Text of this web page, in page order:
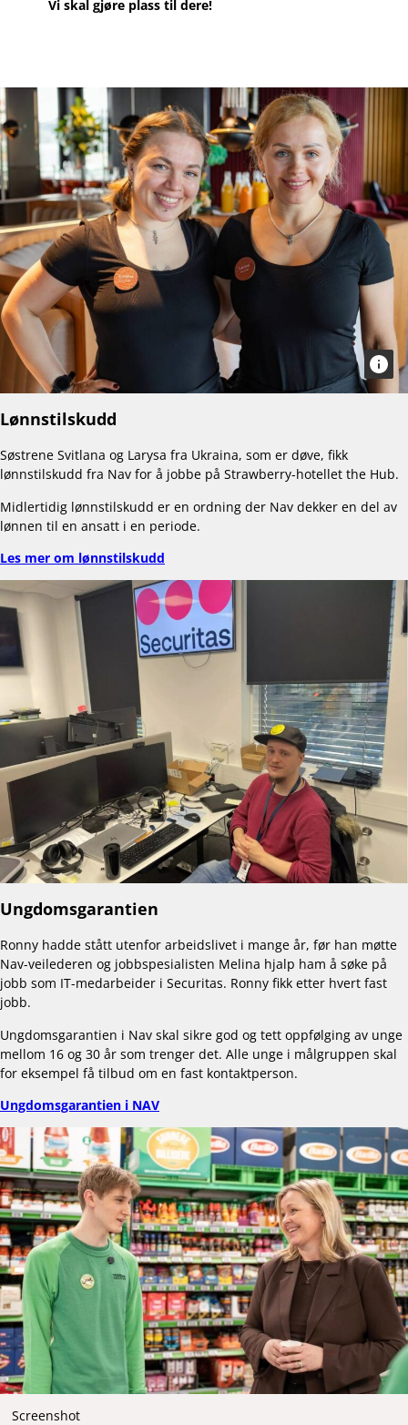
Vi skal gjøre plass til dere!
Lønnstilskudd
Søstrene Svitlana og Larysa fra Ukraina, som er døve, fikk
lønnstilskudd fra Nav for å jobbe på Strawberry-hotellet the Hub.
Midlertidig lønnstilskudd er en ordning der Nav dekker en del av
lønnen til en ansatt i en periode.
Les mer om lønnstilskudd
Ungdomsgarantien
Ronny hadde stått utenfor arbeidslivet i mange år, før han møtte
Nav-veilederen og jobbspesialisten Melina hjalp ham å søke på
jobb som IT-medarbeider i Securitas. Ronny fikk etter hvert fast
jobb.
Ungdomsgarantien i Nav skal sikre god og tett oppfølging av unge
mellom 16 og 30 år som trenger det. Alle unge i målgruppen skal
for eksempel få tilbud om en fast kontaktperson.
Ungdomsgarantien i NAV
Screenshot